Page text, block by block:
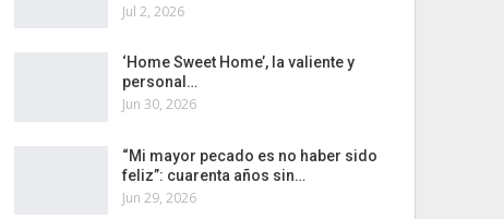
Jul 2, 2026
‘Home Sweet Home’, la valiente y
personal…
Jun 30, 2026
“Mi mayor pecado es no haber sido
feliz”: cuarenta años sin…
Jun 29, 2026